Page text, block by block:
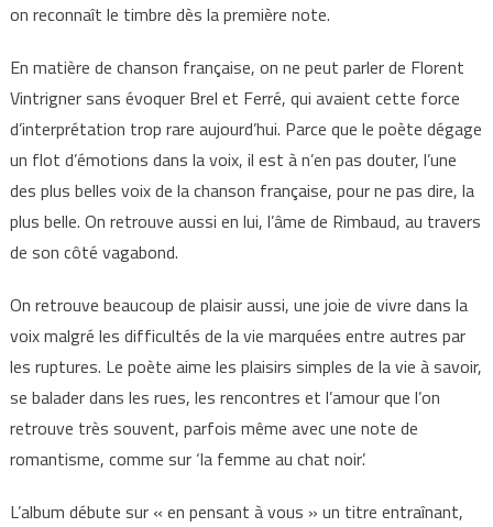
on reconnaît le timbre dès la première note.
En matière de chanson française, on ne peut parler de Florent
Vintrigner sans évoquer Brel et Ferré, qui avaient cette force
d’interprétation trop rare aujourd’hui. Parce que le poète dégage
un flot d’émotions dans la voix, il est à n’en pas douter, l’une
des plus belles voix de la chanson française, pour ne pas dire, la
plus belle. On retrouve aussi en lui, l’âme de Rimbaud, au travers
de son côté vagabond.
On retrouve beaucoup de plaisir aussi, une joie de vivre dans la
voix malgré les difficultés de la vie marquées entre autres par
les ruptures. Le poète aime les plaisirs simples de la vie à savoir,
se balader dans les rues, les rencontres et l’amour que l’on
retrouve très souvent, parfois même avec une note de
romantisme, comme sur ‘la femme au chat noir’.
L’album débute sur « en pensant à vous » un titre entraînant,